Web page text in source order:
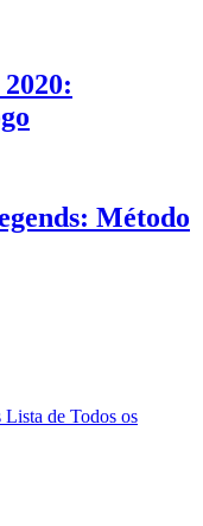
Método
Lista de Todos os